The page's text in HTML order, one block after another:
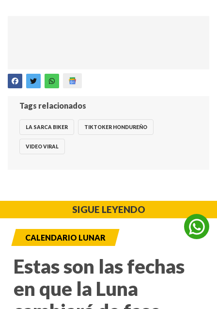
Tags relacionados
LA SARCA BIKER TIKTOKER HONDUREÑO
VIDEO VIRAL
SIGUE LEYENDO
CALENDARIO LUNAR
Estas son las fechas
en que la Luna